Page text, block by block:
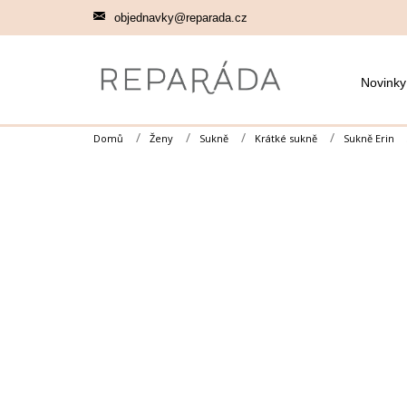
objednavky@reparada.cz
Novinky
Domů Ženy Sukně Krátké sukně Sukně Erin